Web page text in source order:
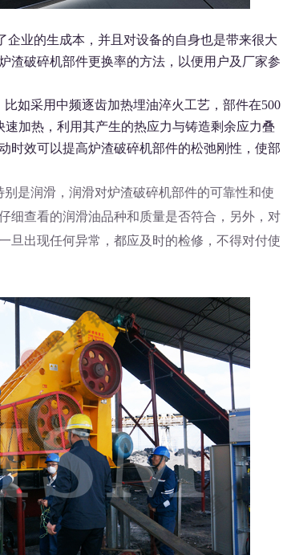
业的生成本，并且对设备的自身也是带来很大
渣破碎机部件更换率的方法，以便用户及厂家参
如采用中频逐齿加热埋油淬火工艺，部件在500
加热，利用其产生的热应力与铸造剩余应力叠
时效可以提高炉渣破碎机部件的松弛刚性，使部
是润滑，润滑对炉渣破碎机部件的可靠性和使
细查看的润滑油品种和质量是否符合，另外，对
旦出现任何异常，都应及时的检修，不得对付使